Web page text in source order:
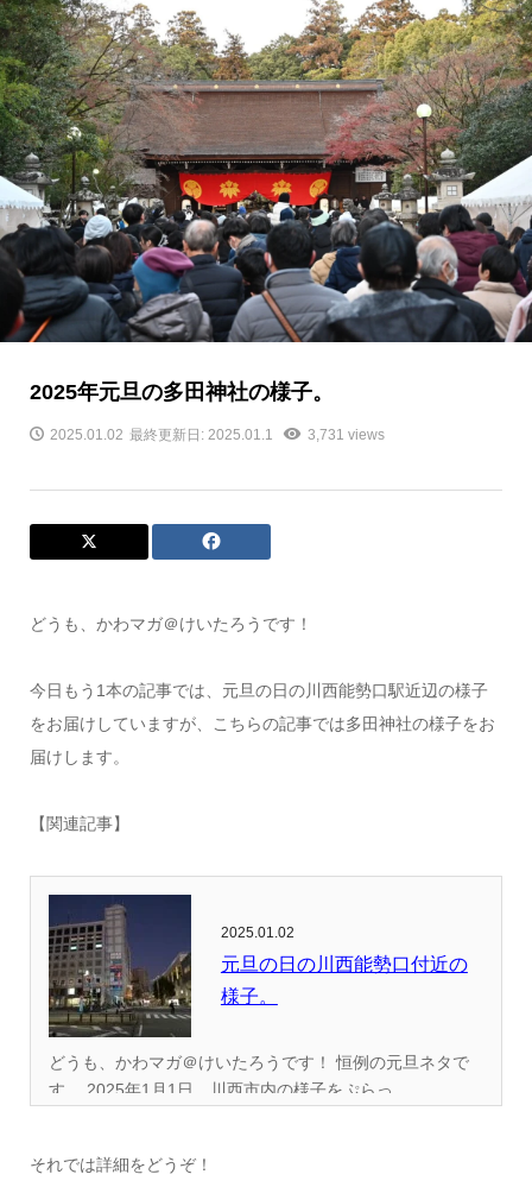
2025年元旦の多田神社の様子。
2025.01.02 最終更新日: 2025.01.1 3,731 views
どうも、かわマガ＠けいたろうです！
今日もう1本の記事では、元旦の日の川西能勢口駅近辺の様子
をお届けしていますが、こちらの記事では多田神社の様子をお
届けします。
【関連記事】
2025.01.02
元旦の日の川西能勢口付近の
様子。
どうも、かわマガ＠けいたろうです！ 恒例の元旦ネタで
す。 2025年1月1日、川西市内の様子をぷらっ...
それでは詳細をどうぞ！